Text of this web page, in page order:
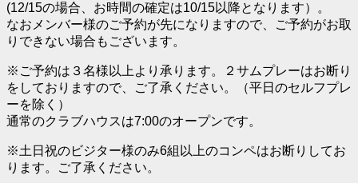
(12/15の場合、お時間の確定は10/15以降となります）。
なおメンバー様のご予約が先になりますので、ご予約がお取
りできない場合もございます。
※ご予約は３名様以上より承ります。２サムプレーはお断り
をしておりますので、ご了承ください。（平日のセルフプレ
ーを除く）
通常のクラブハウスは7:00のオープンです。
※土日祝のビジター様のみ6組以上のコンペはお断りしてお
ります。ご了承ください。